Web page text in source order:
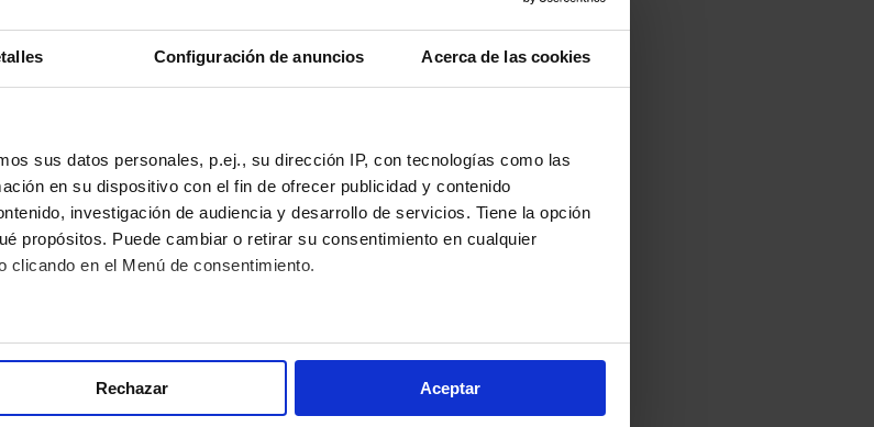
Configuración de anuncios Acerca de las cookies
sus datos personales, p.ej., su dirección IP, con tecnologías como las
en su dispositivo con el fin de ofrecer publicidad y contenido
investigación de audiencia y desarrollo de servicios. Tiene la opción
propósitos. Puede cambiar o retirar su consentimiento en cualquier
clicando en el Menú de consentimiento.
geográfica que puede tener una precisión de varios metros
para buscar características específicas (huellas digitales)
sus datos personales y establezca sus preferencias en la
en cualquier momento en la Declaración de cookies.
Rechazar Aceptar
Interurbanos de la Comunidad de Madrid: